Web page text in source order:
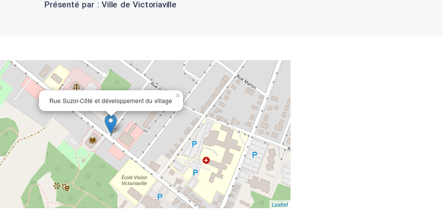
Présenté par : Ville de Victoriaville
Rue Suzor-Côté et développement du village
×
Leaflet